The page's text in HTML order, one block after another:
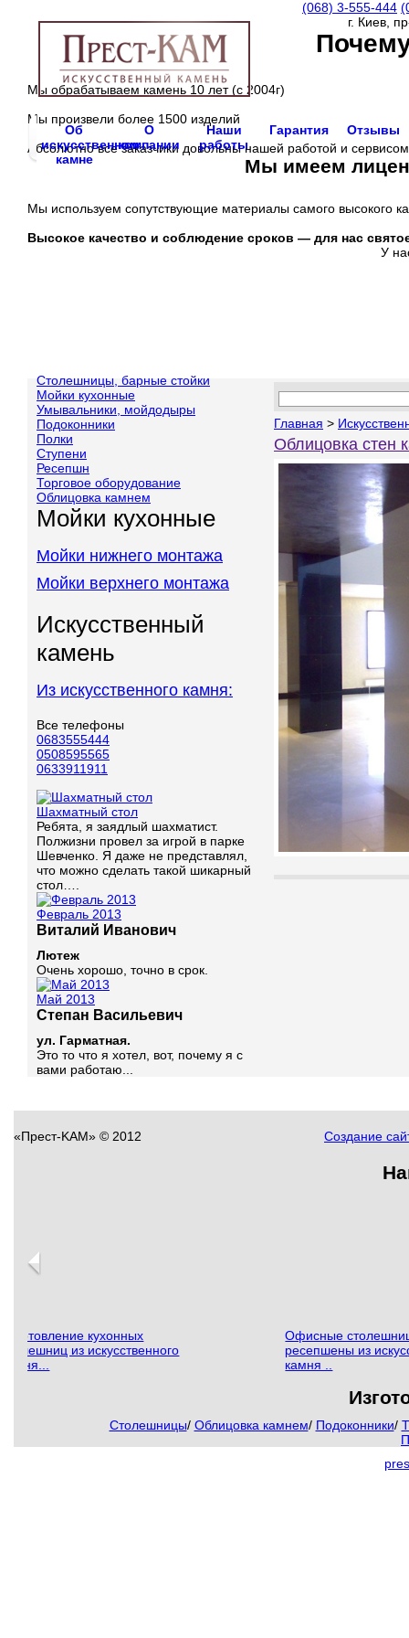
Об
искусственном
камне
О
компании
Наши
работы
Гарантия Отзывы
(068) 3-555-444
г. Киев,
Мы обрабатываем камень 10 лет (с 2004г)
Мы произвели более 1500 изделий
Абсолютно все заказчики довольны нашей работой и сервисом
Мы имеем
Мы используем сопутствующие материалы самого высокого
Высокое качество и соблюдение сроков — для нас
У
Главная >
Облицовка стен
Столешницы, барные стойки
Мойки кухонные
Умывальники, мойдодыры
Подоконники
Полки
Ступени
Ресепшн
Торговое оборудование
Облицовка камнем
Мойки кухонные
Мойки нижнего монтажа
Мойки верхнего монтажа
Искусственный
камень
Из искусственного камня:
Все телефоны
0683555444
0508595565
0633911911
Шахматный стол
Ребята, я заядлый шахматист.
Полжизни провел за игрой в парке
Шевченко. Я даже не представлял,
что можно сделать такой шикарный
стол….
Февраль 2013
Виталий Иванович
Лютеж
Очень хорошо, точно в срок.
Май 2013
Степан Васильевич
ул. Гарматная.
Это то что я хотел, вот, почему я с
вами работаю...
«Прест-KAM» © 2012 Создание
Изготовление кухонных
столешниц из искусственного
камня...
Офисные
ресепшены из
камня ..
Столешницы/ Облицовка камнем/ Подоконники/